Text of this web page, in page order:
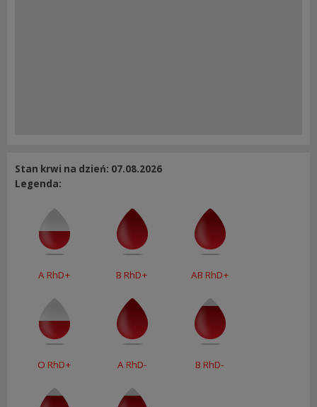
Stan krwi na dzień: 07.08.2026
Legenda:
A RhD+ B RhD+ AB RhD+
O RhD+ A RhD- B RhD-